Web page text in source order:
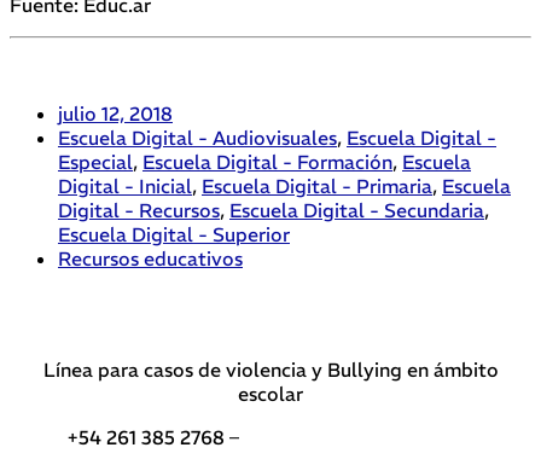
Fuente: Educ.ar
julio 12, 2018
Escuela Digital - Audiovisuales, Escuela Digital -
Especial, Escuela Digital - Formación, Escuela
Digital - Inicial, Escuela Digital - Primaria, Escuela
Digital - Recursos, Escuela Digital - Secundaria,
Escuela Digital - Superior
Recursos educativos
Línea para casos de violencia y Bullying en ámbito
escolar
+54 261 385 2768 –